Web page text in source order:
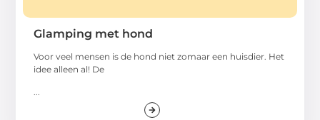
Glamping met hond
Voor veel mensen is de hond niet zomaar een huisdier. Het
idee alleen al! De
...